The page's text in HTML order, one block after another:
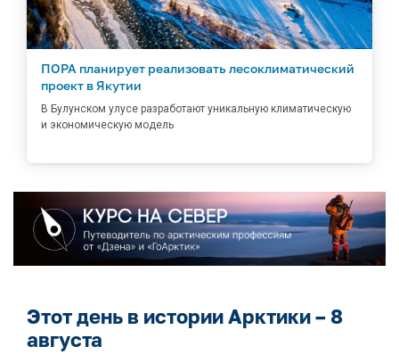
ПОРА планирует реализовать лесоклиматический
проект в Якутии
В Булунском улусе разработают уникальную климатическую
и экономическую модель
Этот день в истории Арктики – 8
августа